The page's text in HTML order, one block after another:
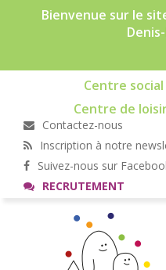
Bienvenue sur le
Centre social
Centre de
Contactez-nous
Inscription à notre
Suivez-nous sur
RECRUTEMENT